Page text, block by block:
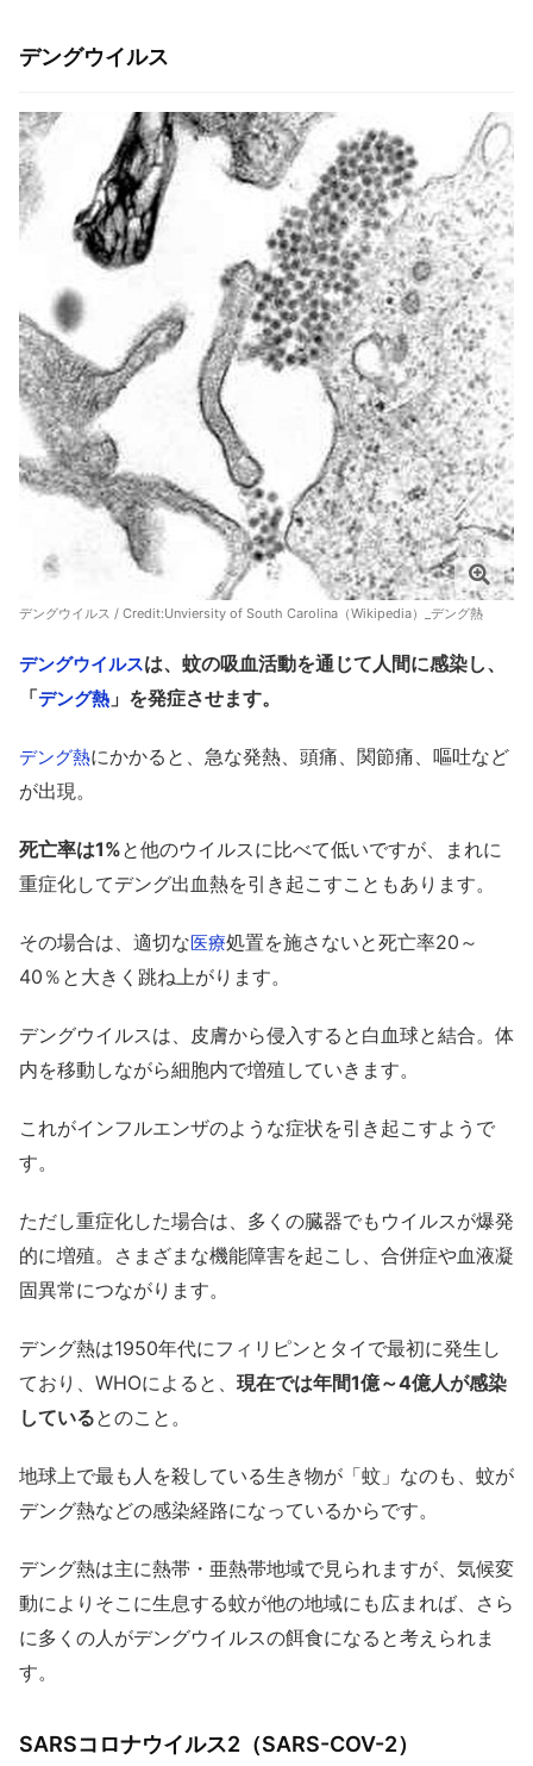
デングウイルス
デングウイルス / Credit:Unviersity of South Carolina（Wikipedia）_デング熱
デングウイルスは、蚊の吸血活動を通じて人間に感染し、
「デング熱 」を発症させます。
デング熱にかかると、急な発熱、頭痛、関節痛、嘔吐など
が出現。
死亡率は1%と他のウイルスに比べて低いですが、まれに
重症化してデング出血熱を引き起こすこともあります。
その場合は、適切な医療処置を施さないと死亡率20～
40％と大きく跳ね上がります。
デングウイルスは、皮膚から侵入すると白血球と結合。体
内を移動しながら細胞内で増殖していきます。
これがインフルエンザのような症状を引き起こすようで
す。
ただし重症化した場合は、多くの臓器でもウイルスが爆発
的に増殖。さまざまな機能障害を起こし、合併症や血液凝
固異常につながります。
デング熱は1950年代にフィリピンとタイで最初に発生し
ており、WHOによると、 現在では年間1億～4億人が感染
しているとのこと。
地球上で最も人を殺している生き物が「蚊」なのも、蚊が
デング熱などの感染経路になっているからです。
デング熱は主に熱帯・亜熱帯地域で見られますが、気候変
動によりそこに生息する蚊が他の地域にも広まれば、さら
に多くの人がデングウイルスの餌食になると考えられま
す。
SARSコロナウイルス2（SARS-COV-2）